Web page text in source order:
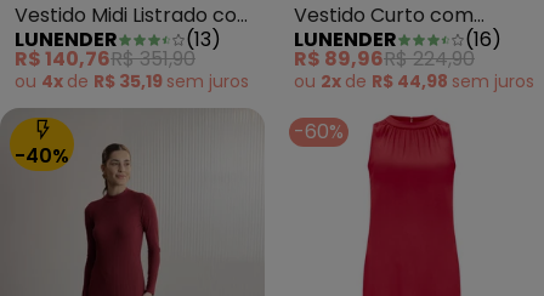
Vestido Midi Listrado com
Fenda Lateral Azul
LUNENDER (13)
R$ 140,76R$ 351,90
ou 4x de R$ 35,19 sem juros
Vestido Curto com
Mangas Amplas e Preto
LUNENDER (16)
R$ 89,96R$ 224,90
ou 2x de R$ 44,98 sem juros
-40%
-60%